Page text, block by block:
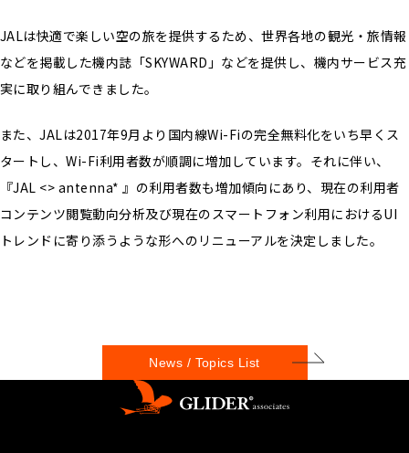
JALは快適で楽しい空の旅を提供するため、世界各地の観光・旅情報
などを掲載した機内誌「SKYWARD」などを提供し、機内サービス充
実に取り組んできました。
また、JALは2017年9月より国内線Wi-Fiの完全無料化をいち早くス
タートし、Wi-Fi利用者数が順調に増加しています。それに伴い、
『JAL <> antenna* 』の利用者数も増加傾向にあり、現在の利用者
コンテンツ閲覧動向分析及び現在のスマートフォン利用におけるUI
トレンドに寄り添うような形へのリニューアルを決定しました。
News / Topics List